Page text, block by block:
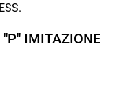
"P" IMITAZIONE